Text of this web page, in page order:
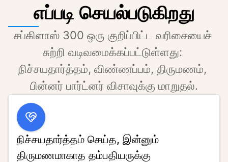
எப்படி செயல்படுகிறது
சப்கிளாஸ் 300 ஒரு குறிப்பிட்ட வரிசையைச்
சுற்றி வடிவமைக்கப்பட்டுள்ளது:
நிச்சயதார்த்தம், விண்ணப்பம், திருமணம்,
பின்னர் பார்ட்னர் விசாவுக்கு மாறுதல்.
நிச்சயதார்த்தம் செய்த, இன்னும்
திருமணமாகாத தம்பதியருக்கு